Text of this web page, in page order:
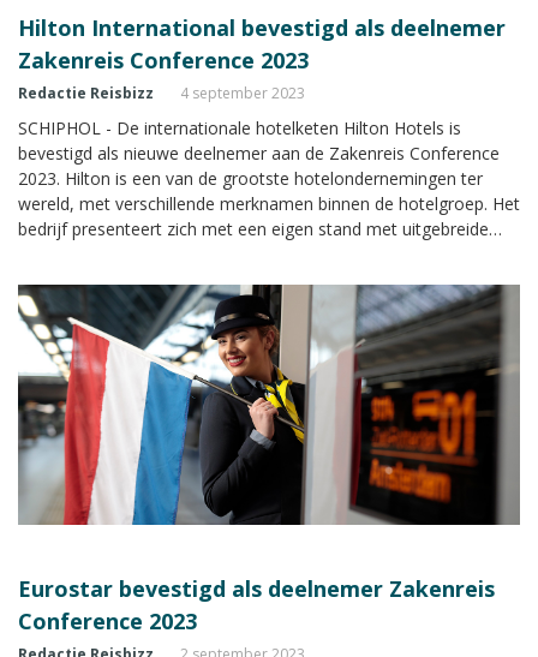
Hilton International bevestigd als deelnemer
Zakenreis Conference 2023
Redactie Reisbizz 4 september 2023
SCHIPHOL - De internationale hotelketen Hilton Hotels is
bevestigd als nieuwe deelnemer aan de Zakenreis Conference
2023. Hilton is een van de grootste hotelondernemingen ter
wereld, met verschillende merknamen binnen de hotelgroep. Het
bedrijf presenteert zich met een eigen stand met uitgebreide
Eurostar bevestigd als deelnemer Zakenreis
Conference 2023